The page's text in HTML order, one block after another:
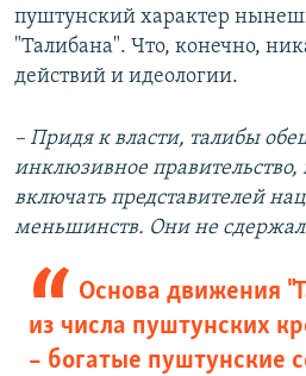
пуштунский характер
"Талибана". Что, конечно,
действий и идеологии.
– Придя к власти, талибы
инклюзивное правительство,
включать представителей
меньшинств. Они не
Основа движения
из числа пуштунских
– богатые пуштунские